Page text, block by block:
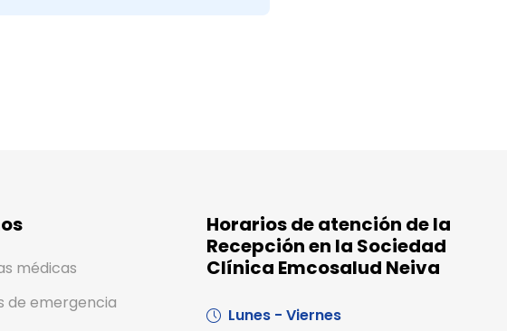
médicas
de emergencia
Horarios de atención de la
Recepción en la Sociedad
Clínica Emcosalud Neiva
Lunes - Viernes